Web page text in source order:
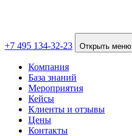
+7 495 134-32-23 Открыть меню
Компания
База знаний
Мероприятия
Кейсы
Клиенты и отзывы
Цены
Контакты